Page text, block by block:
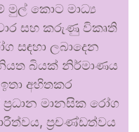
මුල් කොට මාධ්‍ය
සහ කරුණු විකෘති
සඳහා ලබාදෙන
බියක් නිර්මාණය
අහිතකර
මානසික රෝග
ප්‍රචණ්ඩත්වය